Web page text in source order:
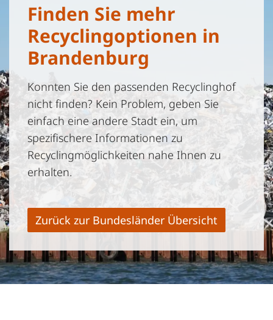
Finden Sie mehr
Recyclingoptionen in
Brandenburg
Konnten Sie den passenden Recyclinghof
nicht finden? Kein Problem, geben Sie
einfach eine andere Stadt ein, um
spezifischere Informationen zu
Recyclingmöglichkeiten nahe Ihnen zu
erhalten.
Zurück zur Bundesländer Übersicht